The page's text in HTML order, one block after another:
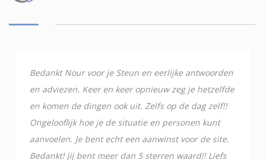
Bedankt Nour voor je Steun en eerlijke antwoorden
en adviezen. Keer en keer opnieuw zeg je hetzelfde
en komen de dingen ook uit. Zelfs op de dag zelf!!
Ongelooflijk hoe je de situatie en personen kunt
aanvoelen. Je bent echt een aanwinst voor de site.
Bedankt! jij bent meer dan 5 sterren waard!! Liefs